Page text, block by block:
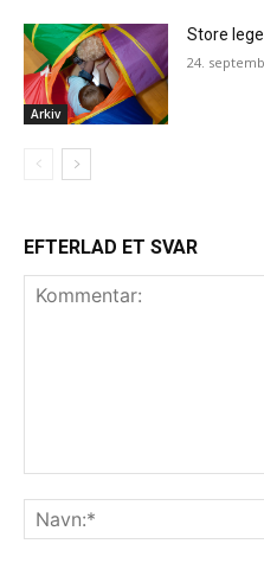
Arkiv
Store
24.
EFTERLAD ET SVAR